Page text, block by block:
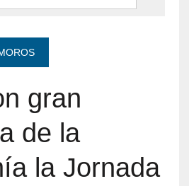
gran
de la
la Jornada